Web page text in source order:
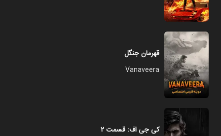
قهرمان جنگل
Vanaveera
کی جی اف: قسمت ۲